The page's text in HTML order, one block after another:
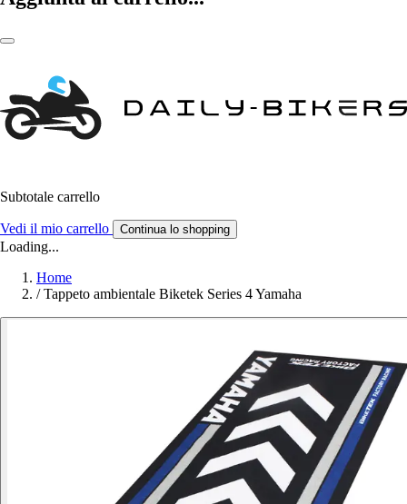
Subtotale carrello
Vedi il mio carrello Continua lo shopping
Loading...
Home
/ Tappeto ambientale Biketek Series 4 Yamaha